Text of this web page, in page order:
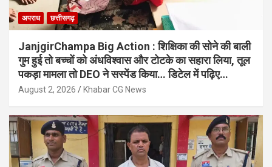
अपराध छत्तीसगढ़
JanjgirChampa Big Action : शिक्षिका की सोने की बाली
गुम हुई तो बच्चों को अंधविश्वास और टोटके का सहारा लिया, तूल
पकड़ा मामला तो DEO ने सस्पेंड किया… डिटेल में पढ़िए…
August 2, 2026 Khabar CG News